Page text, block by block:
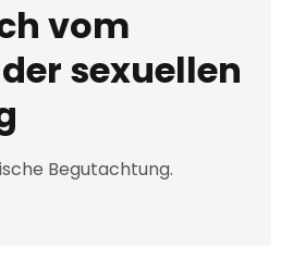
vom
sexuellen
Begutachtung.